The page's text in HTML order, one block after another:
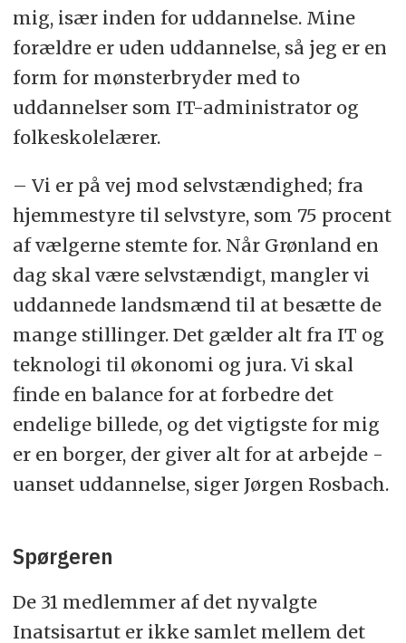
mig, især inden for uddannelse. Mine
forældre er uden uddannelse, så jeg er en
form for mønsterbryder med to
uddannelser som IT-administrator og
folkeskolelærer.
– Vi er på vej mod selvstændighed; fra
hjemmestyre til selvstyre, som 75 procent
af vælgerne stemte for. Når Grønland en
dag skal være selvstændigt, mangler vi
uddannede landsmænd til at besætte de
mange stillinger. Det gælder alt fra IT og
teknologi til økonomi og jura. Vi skal
finde en balance for at forbedre det
endelige billede, og det vigtigste for mig
er en borger, der giver alt for at arbejde -
uanset uddannelse, siger Jørgen Rosbach.
Spørgeren
De 31 medlemmer af det nyvalgte
Inatsisartut er ikke samlet mellem det